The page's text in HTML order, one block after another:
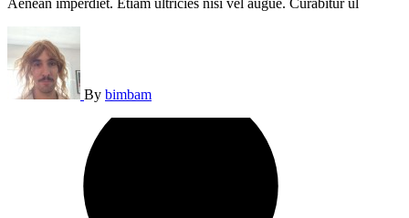
Aenean imperdiet. Etiam ultricies nisi vel augue. Curabitur ul
By bimbam